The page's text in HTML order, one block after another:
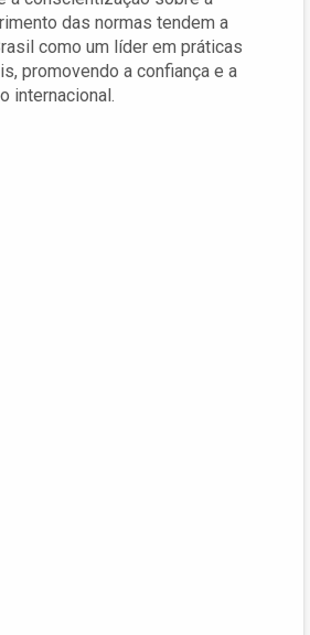
das normas tendem a
como um líder em práticas
promovendo a confiança e a
internacional.